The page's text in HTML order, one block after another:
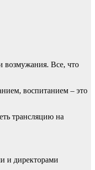
возмужания. Все, что
воспитанием – это
трансляцию на
и директорами